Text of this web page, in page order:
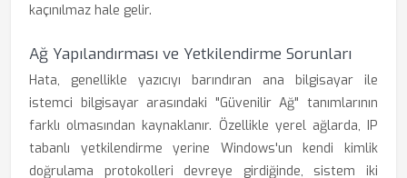
kaçınılmaz hale gelir.
Ağ Yapılandırması ve Yetkilendirme Sorunları
Hata, genellikle yazıcıyı barındıran ana bilgisayar ile
istemci bilgisayar arasındaki "Güvenilir Ağ" tanımlarının
farklı olmasından kaynaklanır. Özellikle yerel ağlarda, IP
tabanlı yetkilendirme yerine Windows'un kendi kimlik
doğrulama protokolleri devreye girdiğinde, sistem iki